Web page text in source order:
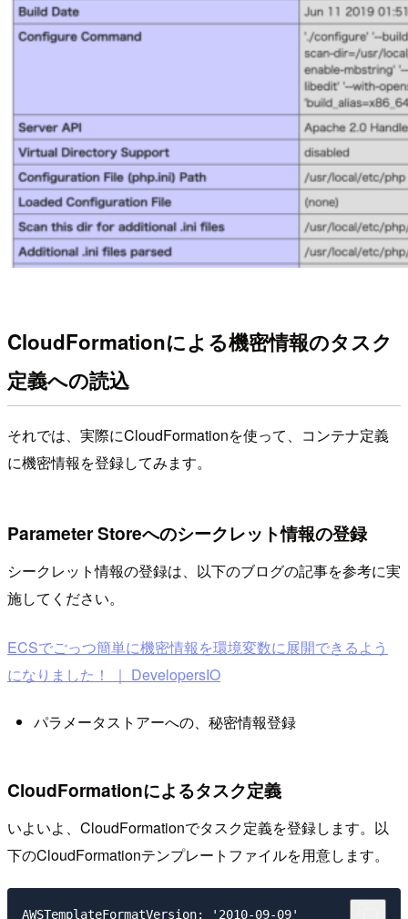
CloudFormationによる機密情報のタスク
定義への読込
それでは、実際にCloudFormationを使って、コンテナ定義
に機密情報を登録してみます。
Parameter Storeへのシークレット情報の登録
シークレット情報の登録は、以下のブログの記事を参考に実
施してください。
ECSでごっつ簡単に機密情報を環境変数に展開できるよう
になりました！ ｜ DevelopersIO
パラメータストアーへの、秘密情報登録
CloudFormationによるタスク定義
いよいよ、CloudFormationでタスク定義を登録します。以
下のCloudFormationテンプレートファイルを用意します。
AWSTemplateFormatVersion: '2010-09-09'